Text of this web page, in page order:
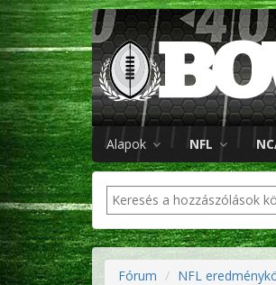
Alapok NFL
Fórum NFL